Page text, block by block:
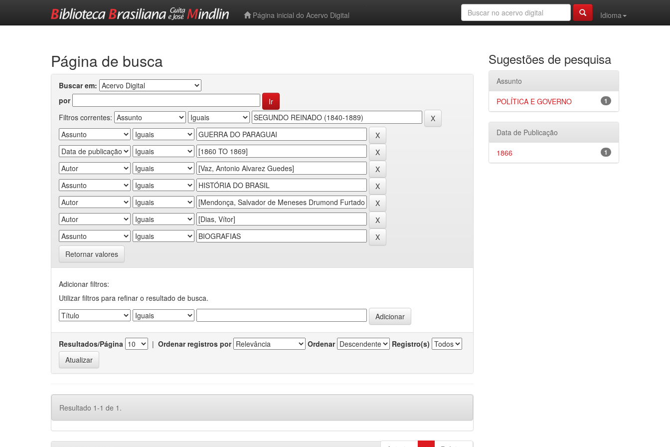
Página inicial do Acervo Digital
Idioma
Página de busca
Buscar em:
por
Filtros correntes:
Retornar valores
Adicionar filtros:
Utilizar filtros para refinar o resultado de busca.
Resultados/Página | Ordenar registros por Ordenar Registro(s)
Resultado 1-1 de 1.
Sugestões de pesquisa
Assunto
1
POLÍTICA E GOVERNO
Data de Publicação
1
1866